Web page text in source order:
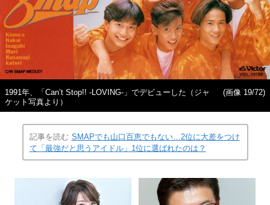
1991年、「Can’t Stop!! -LOVING-」でデビューした（ジャ
ケット写真より）
(画像 19/72)
記事を読む SMAPでも山口百恵でもない…2位に大差をつけ
て「最強だと思うアイドル」1位に選ばれたのは？